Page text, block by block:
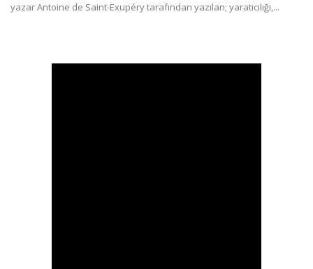
yazar Antoine de Saint-Exupéry tarafından yazılan; yaratıcılığı,...